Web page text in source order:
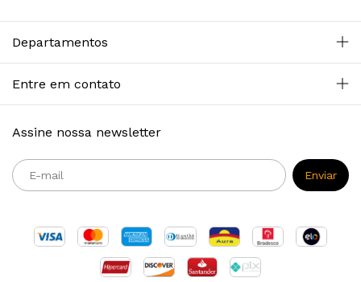
Departamentos
Entre em contato
Assine nossa newsletter